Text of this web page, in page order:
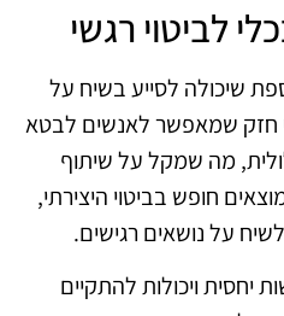
לביטוי רגשי
שיכולה לסייע בשיח על
חזק שמאפשר לאנשים לבטא
מה שמקל על שיתוף
חופש בביטוי היצירתי,
על נושאים רגישים.
יחסית ויכולות להתקיים